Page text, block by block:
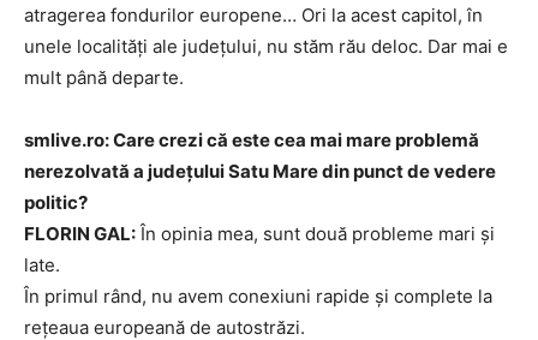
atragerea fondurilor europene… Ori la acest capitol, în
unele localități ale județului, nu stăm rău deloc. Dar mai e
mult până departe.
smlive.ro: Care crezi că este cea mai mare problemă
nerezolvată a județului Satu Mare din punct de vedere
politic?
FLORIN GAL: În opinia mea, sunt două probleme mari și
late.
În primul rând, nu avem conexiuni rapide și complete la
rețeaua europeană de autostrăzi.